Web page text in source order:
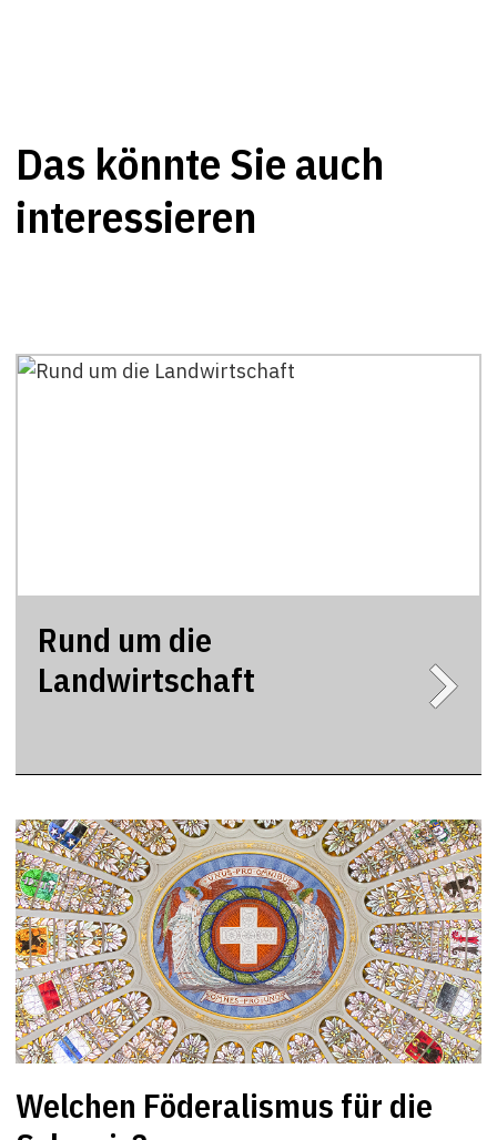
Das könnte Sie auch
interessieren
Rund um die
Landwirtschaft
Welchen Föderalismus für die